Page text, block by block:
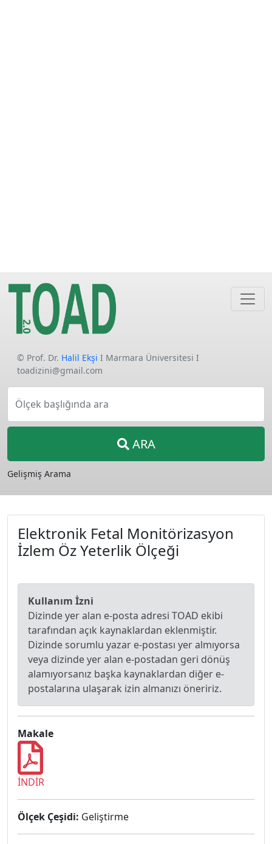
© Prof. Dr. Halil Ekşi I Marmara Üniversitesi I
toadizini@gmail.com
Ölçek başlığında ara
ARA
Gelişmiş Arama
Elektronik Fetal Monitörizasyon
İzlem Öz Yeterlik Ölçeği
Kullanım İzni
Dizinde yer alan e-posta adresi TOAD ekibi
tarafından açık kaynaklardan eklenmiştir.
Dizinde sorumlu yazar e-postası yer almıyorsa
veya dizinde yer alan e-postadan geri dönüş
alamıyorsanız başka kaynaklardan diğer e-
postalarına ulaşarak izin almanızı öneririz.
Makale
İNDİR
Ölçek Çeşidi: Geliştirme